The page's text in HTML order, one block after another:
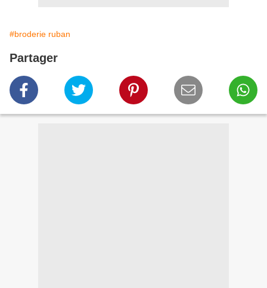
#broderie ruban
Partager